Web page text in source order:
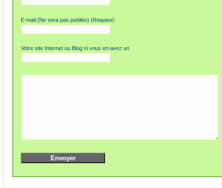
E-mail (Ne sera pas publiée) (Requise)
Votre site Internet ou Blog si vous en avez un